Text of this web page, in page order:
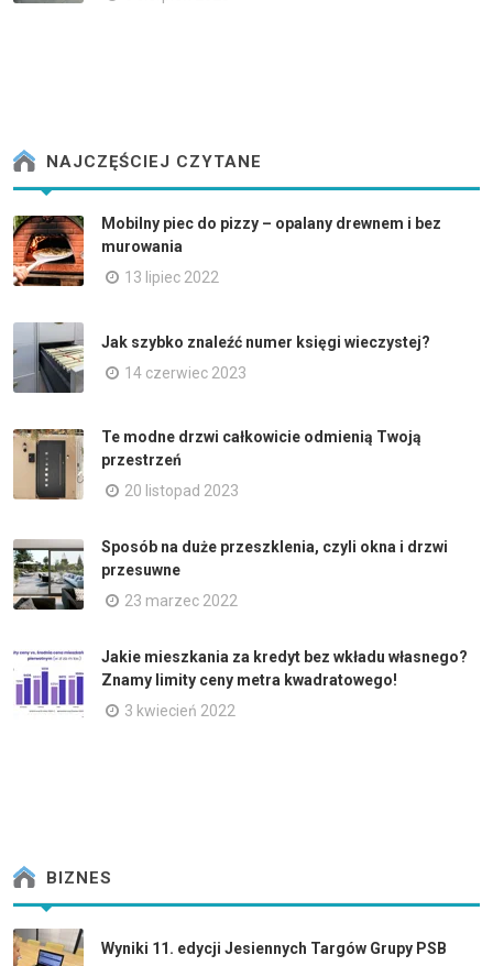
NAJCZĘŚCIEJ CZYTANE
Mobilny piec do pizzy – opalany drewnem i bez
murowania
13 lipiec 2022
Jak szybko znaleźć numer księgi wieczystej?
14 czerwiec 2023
Te modne drzwi całkowicie odmienią Twoją
przestrzeń
20 listopad 2023
Sposób na duże przeszklenia, czyli okna i drzwi
przesuwne
23 marzec 2022
Jakie mieszkania za kredyt bez wkładu własnego?
Znamy limity ceny metra kwadratowego!
3 kwiecień 2022
BIZNES
Wyniki 11. edycji Jesiennych Targów Grupy PSB